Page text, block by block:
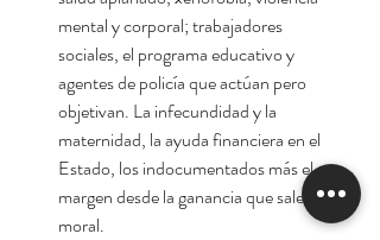
mental y corporal; trabajadores
sociales, el programa educativo y
agentes de policía que actúan pero
objetivan. La infecundidad y la
maternidad, la ayuda financiera en el
Estado, los indocumentados más el
margen desde la ganancia que sale la
moral.